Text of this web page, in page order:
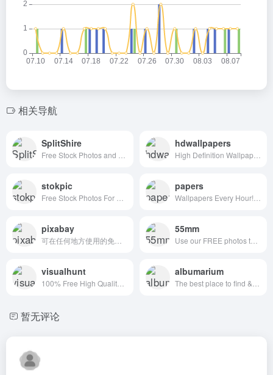
相关导航
SplitShire hdwallpapers
stokpic papers
pixabay 55mm
visualhunt albumarium
暂无评论